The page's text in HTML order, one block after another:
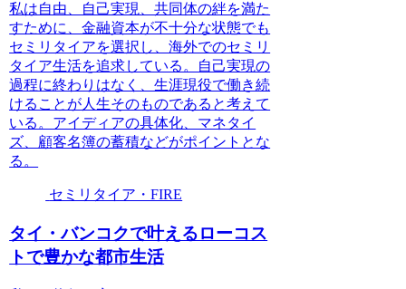
私は自由、自己実現、共同体の絆を満た
すために、金融資本が不十分な状態でも
セミリタイアを選択し、海外でのセミリ
タイア生活を追求している。自己実現の
過程に終わりはなく、生涯現役で働き続
けることが人生そのものであると考えて
いる。アイディアの具体化、マネタイ
ズ、顧客名簿の蓄積などがポイントとな
る。
セミリタイア・FIRE
タイ・バンコクで叶えるローコス
トで豊かな都市生活